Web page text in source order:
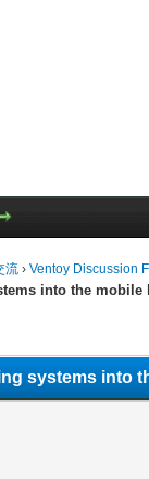
流 › Ventoy Discussion
into the mobile
systems into